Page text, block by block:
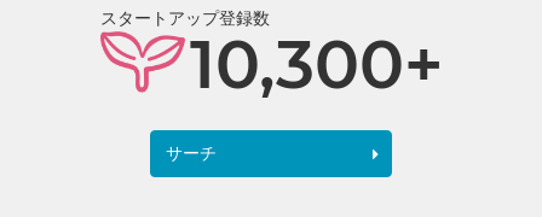
スタートアップ登録数
10,300+
サーチ